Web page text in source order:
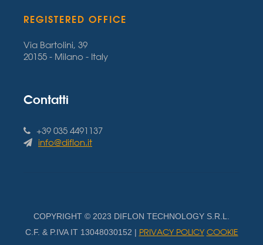
REGISTERED OFFICE
Via Bartolini, 39
20155 - Milano - Italy
Contatti
+39 035 4491137
info@diflon.it
COPYRIGHT © 2023 DIFLON TECHNOLOGY S.R.L.
C.F. & P.IVA IT 13048030152 | PRIVACY POLICY COOKIE